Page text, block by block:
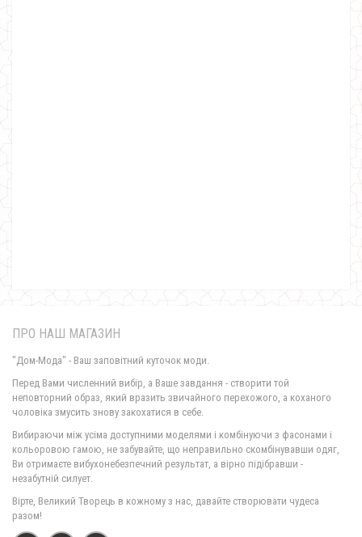
720.00грн.
ПРО НАШ МАГАЗИН
"Дом-Мода" - Ваш заповітний куточок моди.
Перед Вами численний вибір, а Ваше завдання - створити той
неповторний образ, який вразить звичайного перехожого, а коханого
чоловіка змусить знову закохатися в себе.
Вибираючи між усіма доступними моделями і комбінуючи з фасонами і
кольоровою гамою, не забувайте, що неправильно скомбінувавши одяг,
Ви отримаєте вибухонебезпечний результат, а вірно підібравши -
незабутній силует.
Вірте, Великий Творець в кожному з нас, давайте створювати чудеса
разом!